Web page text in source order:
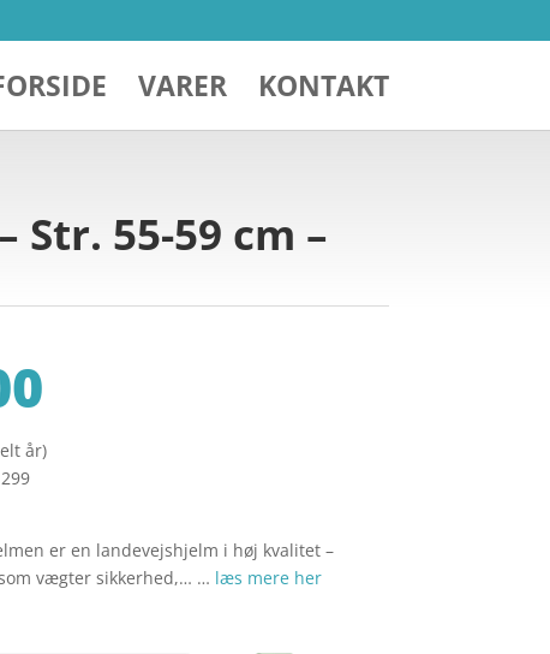
VARER KONTAKT
Str. 55-59 cm –
år)
er en landevejshjelm i høj kvalitet –
vægter sikkerhed,… … læs mere her